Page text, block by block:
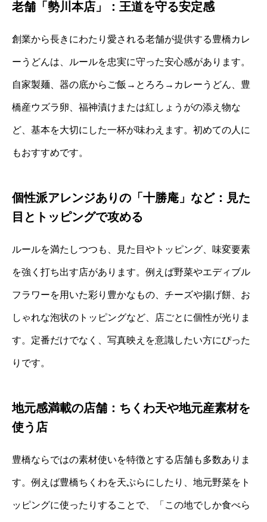
老舗「勢川本店」：王道を守る安定感
創業から長きにわたり愛される老舗が提供する豊橋カレ
ーうどんは、ルールを忠実に守った安心感があります。
自家製麺、器の底からご飯→とろろ→カレーうどん、豊
橋産ウズラ卵、福神漬けまたは紅しょうがの添え物な
ど、基本を大切にした一杯が味わえます。初めての人に
もおすすめです。
個性派アレンジありの「十勝庵」など：見た
目とトッピングで攻める
ルールを満たしつつも、見た目やトッピング、味変要素
を強く打ち出す店があります。例えば野菜やエディブル
フラワーを用いた彩り豊かなもの、チーズや揚げ餅、お
しゃれな泡状のトッピングなど、店ごとに個性が光りま
す。定番だけでなく、写真映えを意識したい方にぴった
りです。
地元感満載の店舗：ちくわ天や地元産素材を
使う店
豊橋ならではの素材使いを特徴とする店舗も多数ありま
す。例えば豊橋ちくわを天ぷらにしたり、地元野菜をト
ッピングに使ったりすることで、「この地でしか食べら